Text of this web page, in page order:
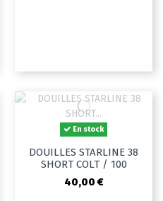
En stock
DOUILLES STARLINE 38
SHORT COLT / 100
40,00 €